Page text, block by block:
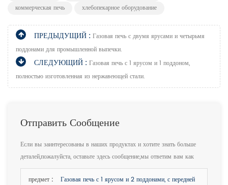
коммерческая печь
хлебопекарное оборудование
ПРЕДЫДУЩИЙ : Газовая печь с двумя ярусами и четырьмя
поддонами для промышленной выпечки.
СЛЕДУЮЩИЙ : Газовая печь с 1 ярусом и 1 поддоном,
полностью изготовленная из нержавеющей стали.
Отправить Сообщение
Если вы заинтересованы в наших продуктах и хотите знать больше
деталей,пожалуйста, оставьте здесь сообщение,мы ответим вам как
только мы можем.
предмет :
Газовая печь с 1 ярусом и 2 поддонами, с передней